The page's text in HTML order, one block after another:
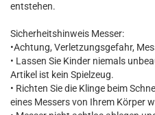
entstehen.
Sicherheitshinweis Messer:
•Achtung, Verletzungsgefahr,
• Lassen Sie Kinder niemals
Artikel ist kein Spielzeug.
• Richten Sie die Klinge beim
eines Messers von Ihrem Körper